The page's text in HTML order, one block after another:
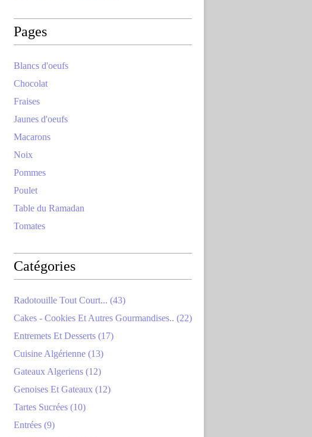
Pages
Blancs d'oeufs
Chocolat
Fraises
Jaunes d'oeufs
Macarons
Noix
Pommes
Poulet
Table du Ramadan
Tomates
Catégories
Radotouille Tout Court... (43)
Cakes - Cookies Et Autres Gourmandises.. (22)
Entremets Et Desserts (17)
Cuisine Algérienne (13)
Gateaux Algeriens (12)
Genoises Et Gateaux (12)
Tartes Sucrées (10)
Entrées (9)